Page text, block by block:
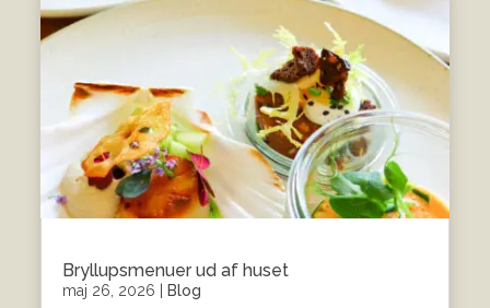
Bryllupsmenuer ud af huset
maj 26, 2026 Blog